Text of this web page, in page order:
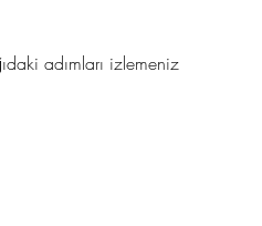
adımları izlemeniz